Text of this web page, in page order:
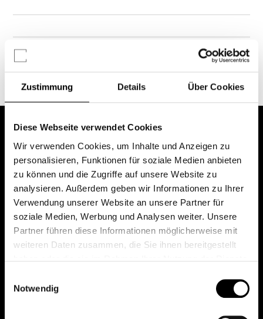
Zustimmung Details Über Cookies
Diese Webseite verwendet Cookies
Wir verwenden Cookies, um Inhalte und Anzeigen zu
personalisieren, Funktionen für soziale Medien anbieten
zu können und die Zugriffe auf unsere Website zu
analysieren. Außerdem geben wir Informationen zu Ihrer
Verwendung unserer Website an unsere Partner für
soziale Medien, Werbung und Analysen weiter. Unsere
Partner führen diese Informationen möglicherweise mit
weiteren Daten zusammen, die Sie ihnen bereitgestellt
Notwendig
Chancen & Risiken
Das erste Depot in Österreich mit 0€ Kontoführung,
0€ Ausgabeaufschlag und 0€ Depotgebühren bei
knapp 2000 Fonds und 0€ Orderspesen.